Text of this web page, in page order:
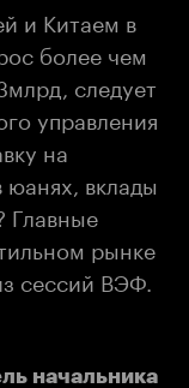
и Китаем в
более чем
следует
управления
на
вклады
Главные
рынке
сессий ВЭФ.
начальника